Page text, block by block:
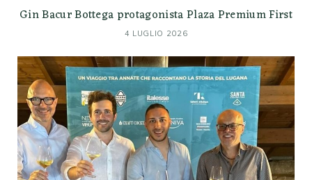
Gin Bacur Bottega protagonista Plaza Premium First
4 LUGLIO 2026